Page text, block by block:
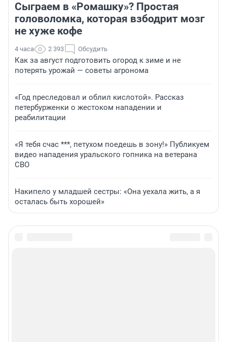
Сыграем в «Ромашку»? Простая
головоломка, которая взбодрит мозг
не хуже кофе
4 часа 2 393 Обсудить
Как за август подготовить огород к зиме и не
потерять урожай — советы агронома
«Год преследовал и облил кислотой». Рассказ
петербурженки о жестоком нападении и
реабилитации
«Я тебя счас ***, петухом поедешь в зону!» Публикуем
видео нападения уральского гопника на ветерана
СВО
Накипело у младшей сестры: «Она уехала жить, а я
осталась быть хорошей»